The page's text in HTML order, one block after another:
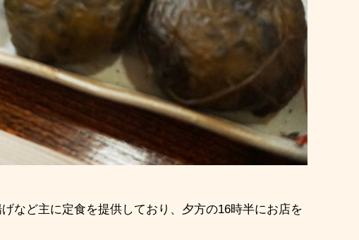
など主に定食を提供しており、夕方の16時半にお店を